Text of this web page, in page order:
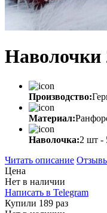
Наволочки
Производство:
Материал:
Наволочка:2 шт -
Читать описание
Цена
Нет в наличии
Написать в Telegram
Купили 189 раз